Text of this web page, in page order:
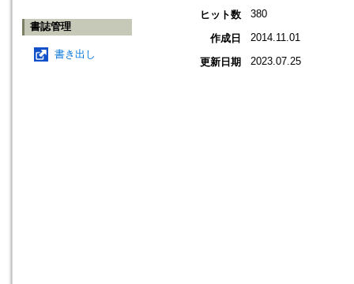
書誌管理
書き出し
ヒット数
380
作成日 2014.11.01
更新日期 2023.07.25